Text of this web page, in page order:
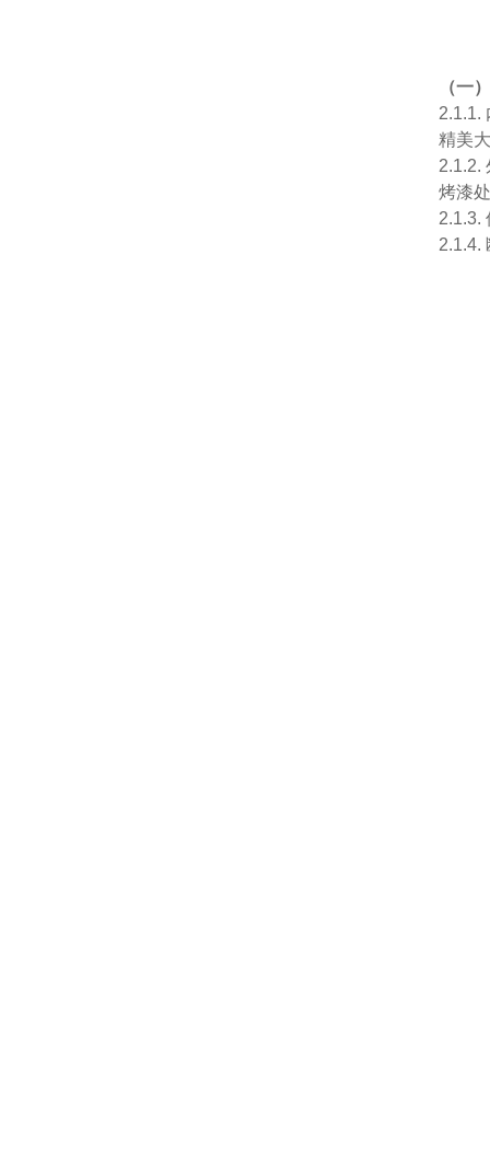
（一
2.1.1.
精美
2.1.2.
烤漆
2.1.3.
2.1.4.